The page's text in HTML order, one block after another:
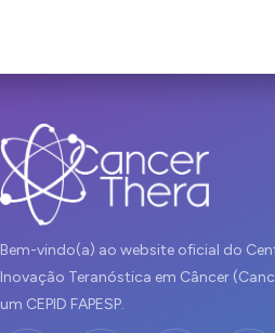
Bem-vindo(a) ao website oficial do
Inovação Teranóstica em Câncer
um CEPID FAPESP.